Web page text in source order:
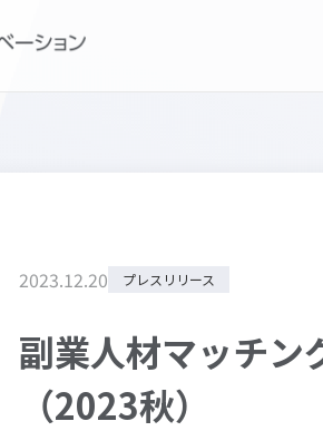
2023.12.20 プレスリリース
副業人材マッチ
（2023秋）